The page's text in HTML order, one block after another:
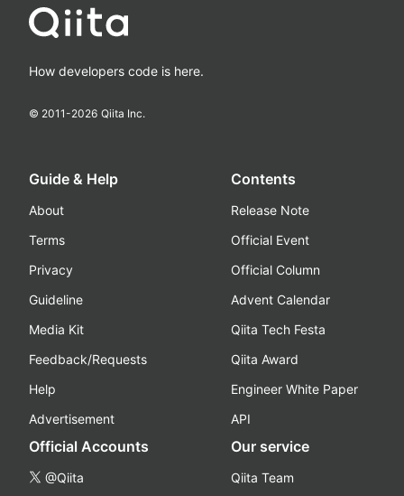
How developers code is here.
© 2011-2026 Qiita Inc.
Guide & Help
About
Terms
Privacy
Guideline
Media Kit
Feedback/Requests
Help
Advertisement
Contents
Release Note
Official Event
Official Column
Advent Calendar
Qiita Tech Festa
Qiita Award
Engineer White Paper
API
Official Accounts
@Qiita
Our service
Qiita Team